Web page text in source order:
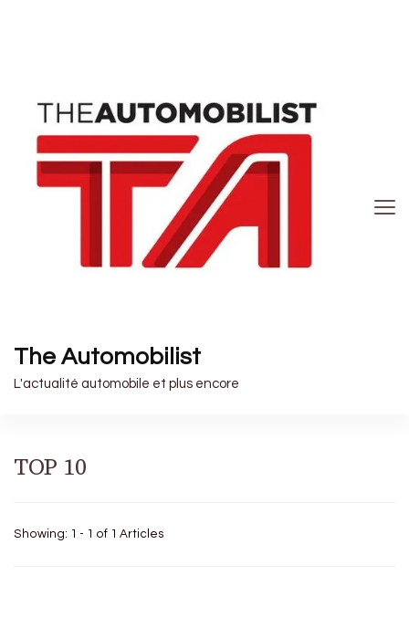
The Automobilist
L'actualité automobile et plus encore
TOP 10
Showing: 1 - 1 of 1 Articles